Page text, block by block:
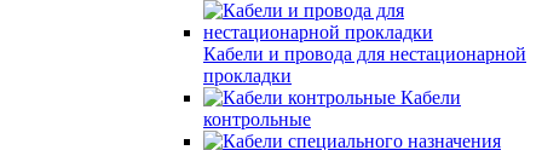
Кабели и провода для нестационарной
прокладки
Кабели
контрольные